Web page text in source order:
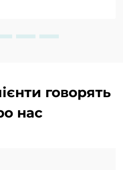
говорять
нас